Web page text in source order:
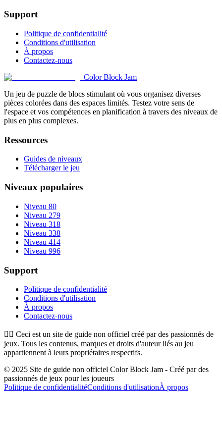
Support
Politique de confidentialité
Conditions d'utilisation
À propos
Contactez-nous
Color Block Jam
Un jeu de puzzle de blocs stimulant où vous organisez diverses
pièces colorées dans des espaces limités. Testez votre sens de
l'espace et vos compétences en planification à travers des niveaux de
plus en plus complexes.
Ressources
Guides de niveaux
Télécharger le jeu
Niveaux populaires
Niveau 80
Niveau 279
Niveau 318
Niveau 338
Niveau 414
Niveau 996
Support
Politique de confidentialité
Conditions d'utilisation
À propos
Contactez-nous
👉🏻 Ceci est un site de guide non officiel créé par des passionnés de
jeux. Tous les contenus, marques et droits d'auteur liés au jeu
appartiennent à leurs propriétaires respectifs.
© 2025 Site de guide non officiel Color Block Jam - Créé par des
passionnés de jeux pour les joueurs
Politique de confidentialitéConditions d'utilisationÀ propos